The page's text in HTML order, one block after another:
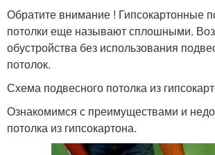
Обратите внимание ! Гипсокартонные
потолки еще называют сплошными.
обустройства без использования
потолок.
Схема подвесного потолка из
Ознакомимся с преимуществами и
потолка из гипсокартона.